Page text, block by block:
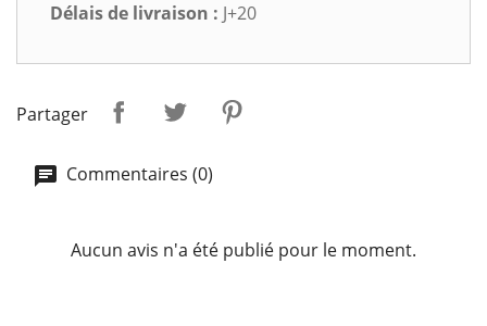
Délais de livraison : J+20
Partager
Commentaires (0)
Aucun avis n'a été publié pour le moment.